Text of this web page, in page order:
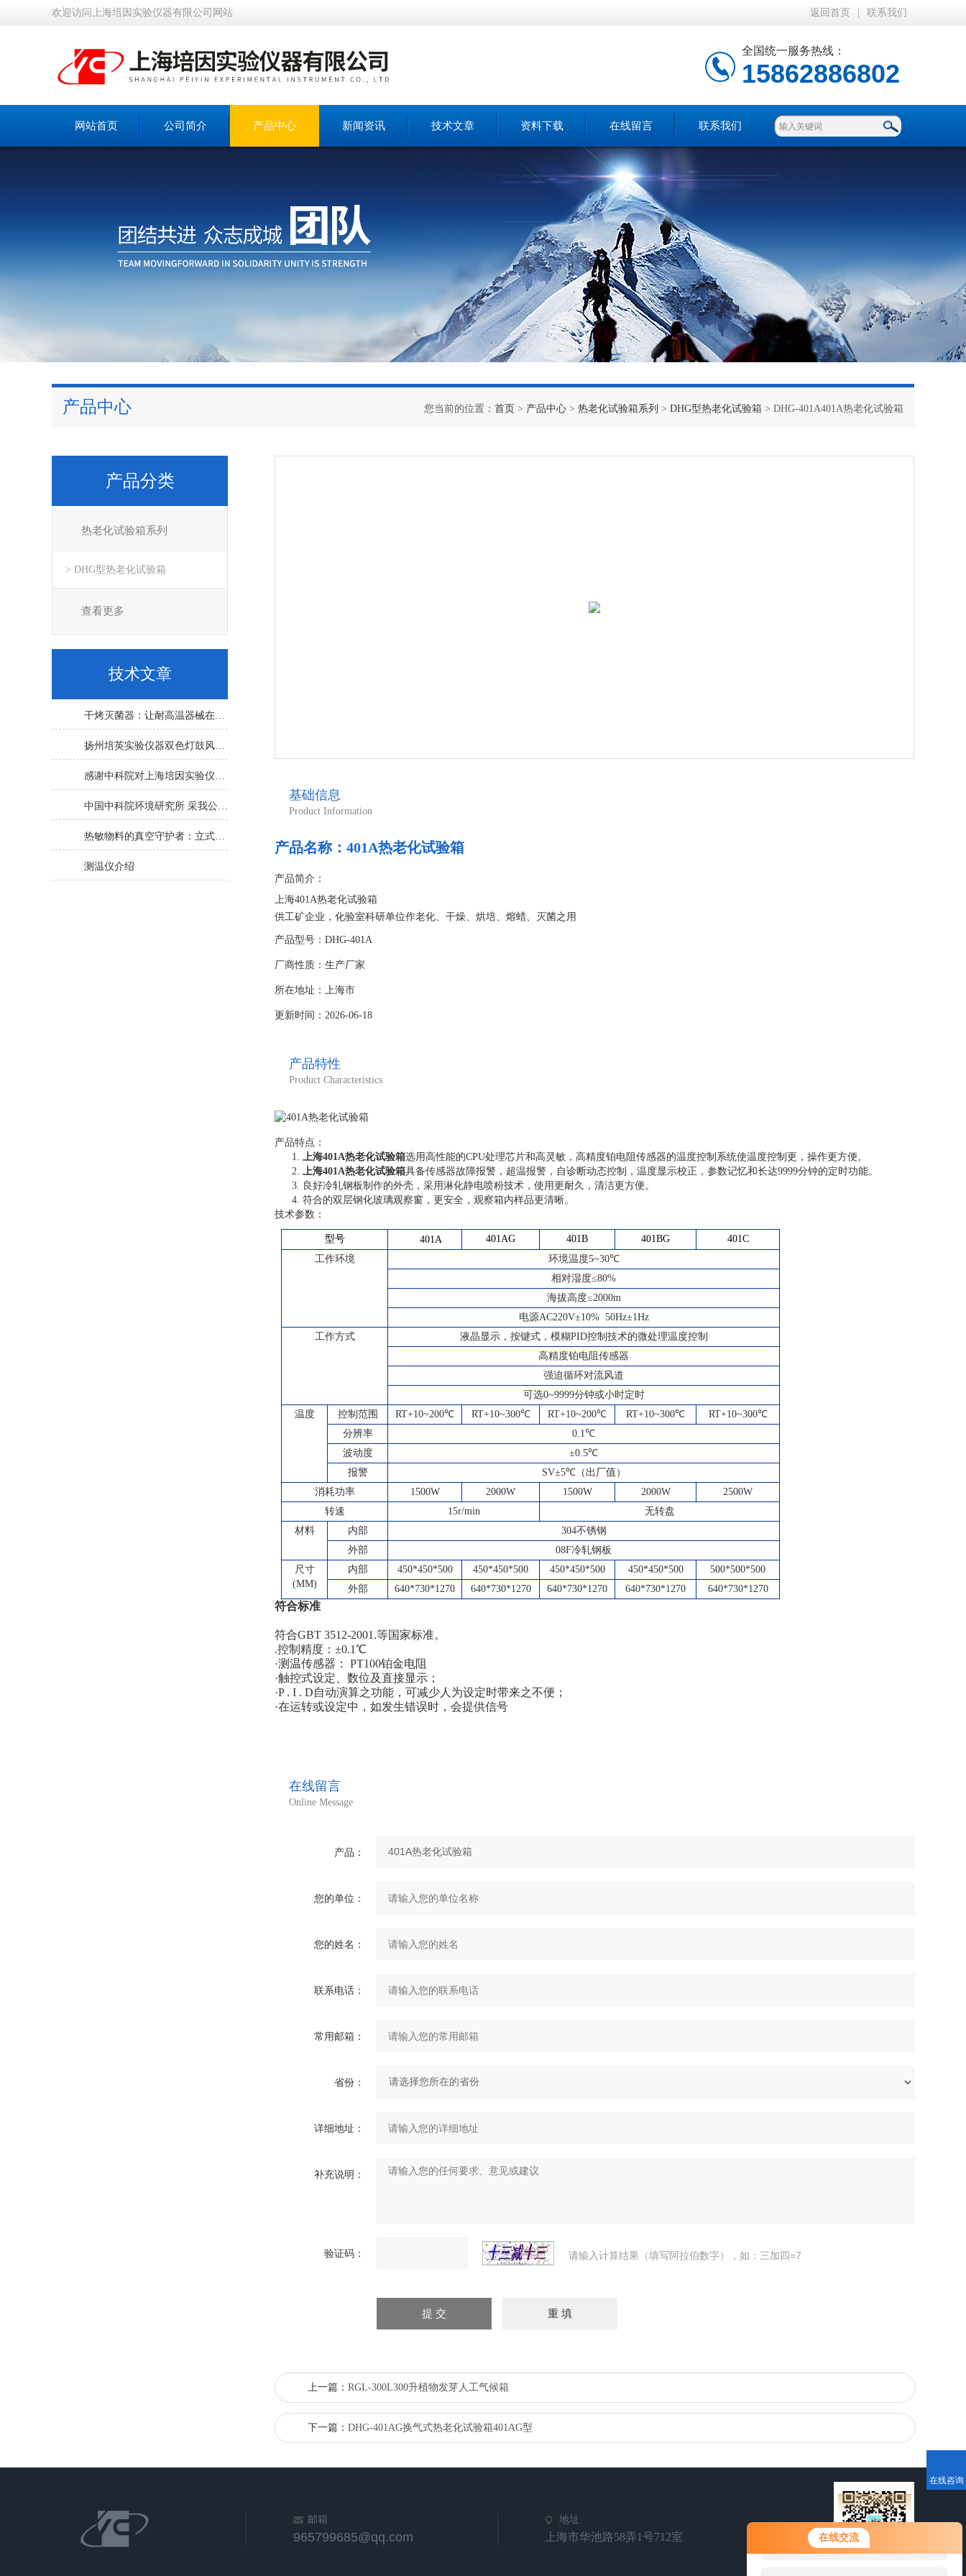
在线交流
您好！欢迎前来咨询，很高兴为您
服务，请问您要咨询什么问题呢？
欢迎访问上海培因实验仪器有限公司网站 返回首页 联系我们
全国统一服务热线：
15862886802
网站首页 公司简介 产品中心 新闻资讯 技术文章 资料下载 在线留言 联系我们
产品中心 您当前的位置： 首页 > 产品中心 > 热老化试验箱系列 > DHG型热老化试验箱 > DHG-401A401A热老化试验箱
基础信息
Product Information
产品名称： 401A热老化试验箱
产品简介：
上海401A热老化试验箱
供工矿企业，化验室科研单位作老化、干燥、烘培、熔蜡、灭菌之用
产品型号：DHG-401A
厂商性质：生产厂家
所在地址：上海市
更新时间：2026-06-18
产品特性
Product Characteristics
产品特点：
1. 上海401A热老化试验箱选用高性能的CPU处理芯片和高灵敏，高精度铂电阻传感器的温度控制系统使温度控制更，操作更方便。
2. 上海401A热老化试验箱具备传感器故障报警，超温报警，自诊断动态控制，温度显示校正，参数记忆和长达9999分钟的定时功能。
3. 良好冷轧钢板制作的外壳，采用淋化静电喷粉技术，使用更耐久，清洁更方便。
4. 符合的双层钢化玻璃观察窗，更安全，观察箱内样品更清晰。
技术参数：
型号 401A 401AG 401B 401BG
401C
工作环境
环境温度5~30℃
相对湿度≤80%
海拔高度≤2000m
电源AC220V±10% 50Hz±1Hz
工作方式
液晶显示，按键式，模糊PID控制技术的微处理温度控制
高精度铂电阻传感器
强迫循环对流风道
可选0~9999分钟或小时定时
温度
控制范围 RT+10~200℃ RT+10~300℃ RT+10~200℃ RT+10~300℃
RT+10~300℃
分辨率
0.1℃
波动度
±0.5℃
报警
SV±5℃（出厂值）
消耗功率
1500W 2000W 1500W 2000W
2500W
转速
15r/min
无转盘
材料
内部 304不锈钢
外部
08F冷轧钢板
尺寸
(MM)
内部 450*450*500 450*450*500 450*450*500 450*450*500
500*500*500
外部
640*730*1270 640*730*1270 640*730*1270 640*730*1270 640*730*1270
符合标准
符合GBT 3512-2001.等国家标准。
.控制精度：±0.1℃
·测温传感器： PT100铂金电阻
·触控式设定、数位及直接显示；
·P . I . D自动演算之功能，可减少人为设定时带来之不便；
·在运转或设定中，如发生错误时，会提供信号
在线留言
Online Message
产品：
您的单位：
您的姓名：
联系电话：
常用邮箱：
省份：
详细地址：
补充说明：
验证码： 请输入计算结果（填写阿拉伯数字），如：三加四=7
上一篇： RGL-300L300升植物发芽人工气候箱
下一篇： DHG-401AG换气式热老化试验箱401AG型
产品分类
热老化试验箱系列
> DHG型热老化试验箱
查看更多
技术文章
干烤灭菌器：让耐高温器械在无水高温中重获无菌新生
扬州培英实验仪器双色灯鼓风干燥箱
感谢中科院对上海培因实验仪器的认可
中国中科院环境研究所 采我公司仪器300L人工气候箱 实验效果获高度评价
热敏物料的真空守护者：立式真空干燥箱选购指南
测温仪介绍
邮箱
965799685@qq.com
地址
上海市华池路58弄1号712室
在线咨询